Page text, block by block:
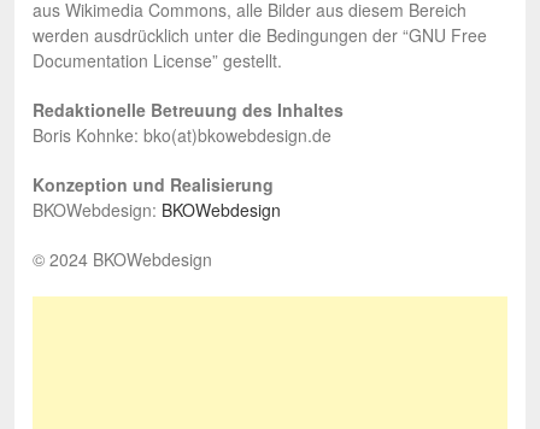
aus Wikimedia Commons, alle Bilder aus diesem Bereich
werden ausdrücklich unter die Bedingungen der “GNU Free
Documentation License” gestellt.
Redaktionelle Betreuung des Inhaltes
Boris Kohnke: bko(at)bkowebdesign.de
Konzeption und Realisierung
BKOWebdesign: BKOWebdesign
© 2024 BKOWebdesign